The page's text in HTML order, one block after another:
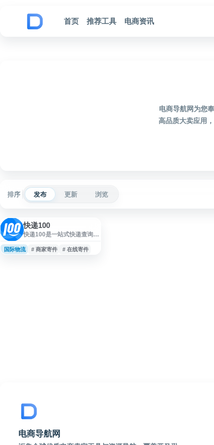
首页
推荐工具 电商资讯
电商导航网为您
高品质大卖应用
排序 发布 更新 浏览
快递100
快递100是一站式快递查询与
号查询、运费价格查询、时
效查询、在线寄件、商家寄
国际物流 # 商家寄件 # 在线寄件
电商导航网